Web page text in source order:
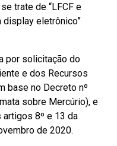
trate de “LFCF e
display eletrônico”
por solicitação do
e dos Recursos
base no Decreto nº
sobre Mercúrio), e
8º e 13 da
de 2020.